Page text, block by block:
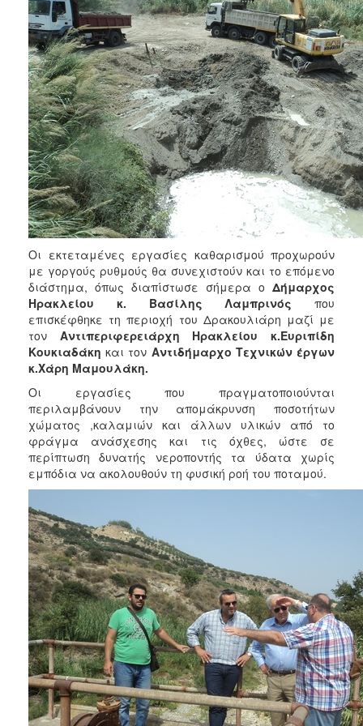
Οι εκτεταμένες εργασίες καθαρισμού προχωρούν
με γοργούς ρυθμούς θα συνεχιστούν και το επόμενο
διάστημα, όπως διαπίστωσε σήμερα ο Δήμαρχος
Ηρακλείου κ. Βασίλης Λαμπρινός που
επισκέφθηκε τη περιοχή του Δρακουλιάρη μαζί με
τον Αντιπεριφερειάρχη Ηρακλείου κ.Ευριπίδη
Κουκιαδάκη και τον Αντιδήμαρχο Τεχνικών έργων
κ.Χάρη Μαμουλάκη.
Οι εργασίες που πραγματοποιούνται
περιλαμβάνουν την απομάκρυνση ποσοτήτων
χώματος ,καλαμιών και άλλων υλικών από το
φράγμα ανάσχεσης και τις όχθες, ώστε σε
περίπτωση δυνατής νεροποντής τα ύδατα χωρίς
εμπόδια να ακολουθούν τη φυσική ροή του ποταμού.